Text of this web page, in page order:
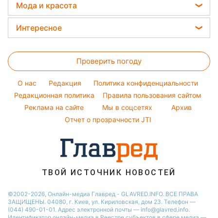
Праздничное меню
Елена Зеленская
Ани Лорак
Кейт Миддлтон
Алла Пугачева
Настя Каменских
Виталий Козловский
Потап
Погода на сегодня
Погода на завтра
Новости Харькова
Новости Львова
Новости Полтавы
Новости Днепра
Новости Тернополя
Новости Черкассы
Новости Житомира
Новости Одессы
Новости Запорожья
Мода и красота
Женские стрижки
Окрашивание волос
Красивый маникюр
Модные ошибки
Новости моды
Советы от Андре Тана
Интересное
Тесты по картинке
Оптические иллюзии
Народные приметы
Все о шоу-бизнесе
Проверить погоду
O нас Редакция
Политика конфиденциальности
Редакционная политика
Правила пользования сайтом
Реклама на сайте
Мы в соцсетях
Архив
Отчет о прозрачности JTI
ТВОЙ ИСТОЧНИК НОВОСТЕЙ
©2002-2026, Онлайн-медиа Главред - GLAVRED.INFO. ВСЕ ПРАВА
ЗАЩИЩЕНЫ. 04080, г. Киев, ул. Кириловская, дом 23. Телефон —
(044) 490-01-01. Адрес электронной почты — info@glavred.info.